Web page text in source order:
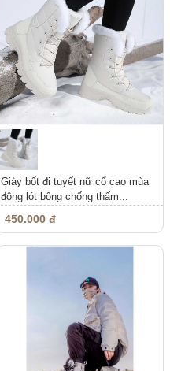
Giày bốt đi tuyết nữ cổ cao mùa
đông lót bông chống thấm...
450.000 đ